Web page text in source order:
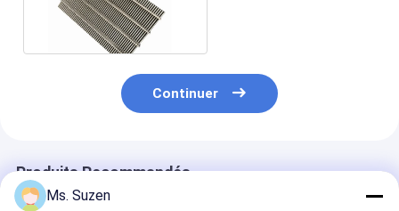
Continuer
Produits Recommandés
Ms. Suzen